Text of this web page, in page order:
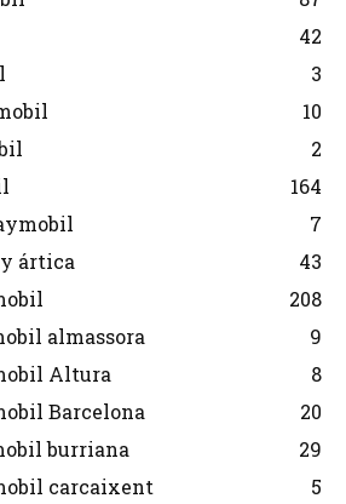
42
3
10
2
164
7
ártica
43
208
almassora
9
Altura
8
Barcelona
20
burriana
29
carcaixent
5